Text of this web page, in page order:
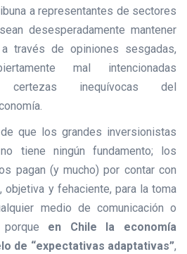
a representantes de sectores
desesperadamente mantener
través de opiniones sesgadas,
mal intencionadas
certezas inequívocas del
que los grandes inversionistas
tiene ningún fundamento; los
pagan (y mucho) por contar con
objetiva y fehaciente, para la toma
medio de comunicación o
en Chile la economía
de “expectativas adaptativas”,